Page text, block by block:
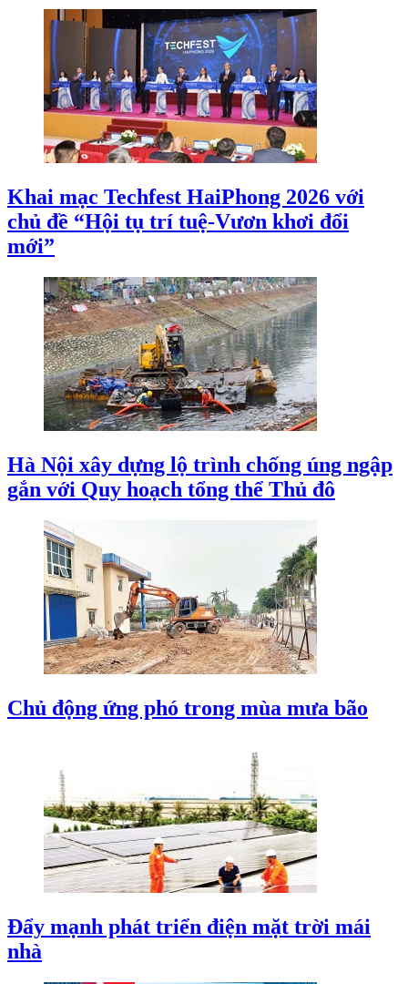
Khai mạc Techfest HaiPhong 2026 với
chủ đề “Hội tụ trí tuệ-Vươn khơi đổi
mới”
Hà Nội xây dựng lộ trình chống úng ngập
gắn với Quy hoạch tổng thể Thủ đô
Chủ động ứng phó trong mùa mưa bão
Đẩy mạnh phát triển điện mặt trời mái
nhà